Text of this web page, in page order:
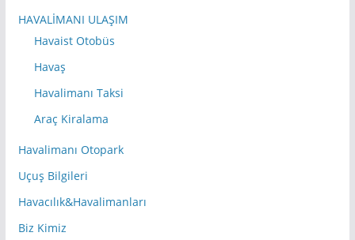
HAVALİMANI ULAŞIM
Havaist Otobüs
Havaş
Havalimanı Taksi
Araç Kiralama
Havalimanı Otopark
Uçuş Bilgileri
Havacılık&Havalimanları
Biz Kimiz